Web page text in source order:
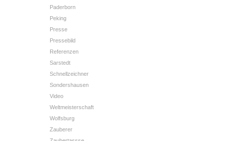
Paderborn
Peking
Presse
Pressebild
Referenzen
Sarstedt
Schnellzeichner
Sondershausen
Video
Weltmeisterschaft
Wolfsburg
Zauberer